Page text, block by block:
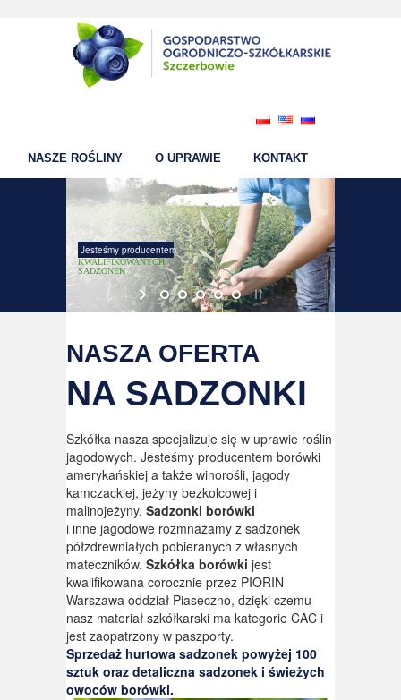
NASZE ROŚLINY O UPRAWIE KONTAKT
Jesteśmy producentem
KWALIFIKOWANYCH
SADZONEK
NASZA OFERTA
NA SADZONKI
Szkółka nasza specjalizuje się w uprawie roślin
jagodowych. Jesteśmy producentem borówki
amerykańskiej a także winorośli, jagody
kamczackiej, jeżyny bezkolcowej i
malinojeżyny. Sadzonki borówki
i inne jagodowe rozmnażamy z sadzonek
półzdrewniałych pobieranych z własnych
mateczników. Szkółka borówki jest
kwalifikowana corocznie przez PIORIN
Warszawa oddział Piaseczno, dzięki czemu
nasz materiał szkółkarski ma kategorie CAC i
jest zaopatrzony w paszporty.
Sprzedaż hurtowa sadzonek powyżej 100
sztuk oraz detaliczna sadzonek i świeżych
owoców borówki.